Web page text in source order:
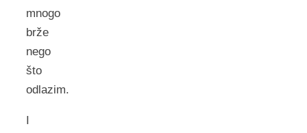
mnogo
brže
nego
što
odlazim.
I